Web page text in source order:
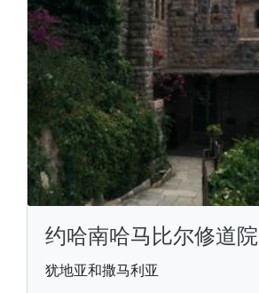
约哈南哈马比尔修道院
犹地亚和撒马利亚